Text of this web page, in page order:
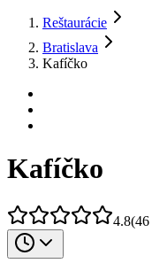
Reštaurácie
Bratislava
Kafíčko
Kafíčko
4.8(46